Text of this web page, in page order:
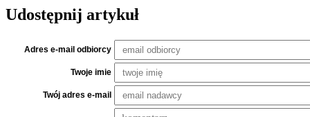
Udostępnij artykuł
Adres e-mail odbiorcy
Twoje imie
Twój adres e-mail